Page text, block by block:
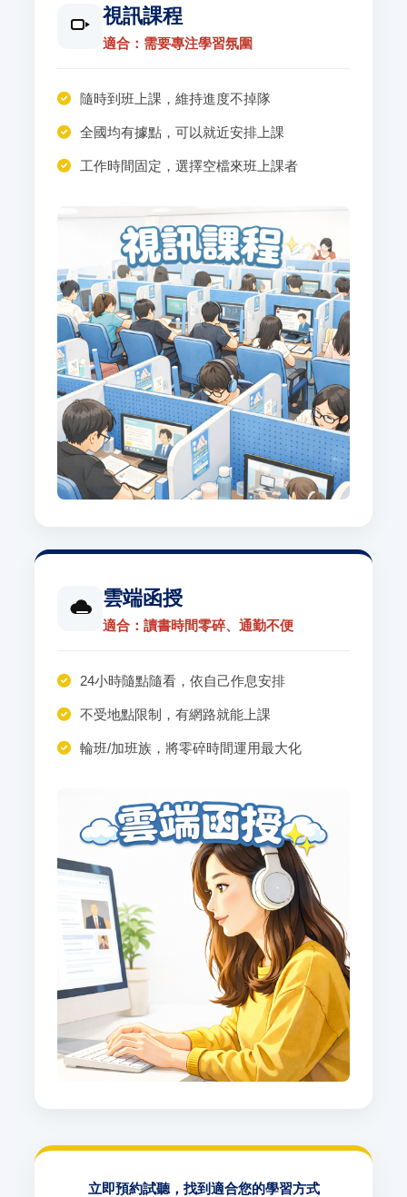
視訊課程
適合：需要專注學習氛圍
隨時到班上課，維持進度不掉隊
全國均有據點，可以就近安排上課
工作時間固定，選擇空檔來班上課者
雲端函授
適合：讀書時間零碎、通勤不便
24小時隨點隨看，依自己作息安排
不受地點限制，有網路就能上課
輪班/加班族，將零碎時間運用最大化
立即預約試聽，找到適合您的學習方式